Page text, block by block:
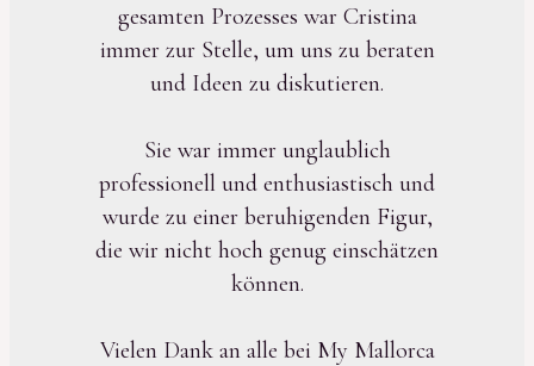
gesamten Prozesses war Cristina
immer zur Stelle, um uns zu beraten
und Ideen zu diskutieren.
Sie war immer unglaublich
professionell und enthusiastisch und
wurde zu einer beruhigenden Figur,
die wir nicht hoch genug einschätzen
können.
Vielen Dank an alle bei My Mallorca